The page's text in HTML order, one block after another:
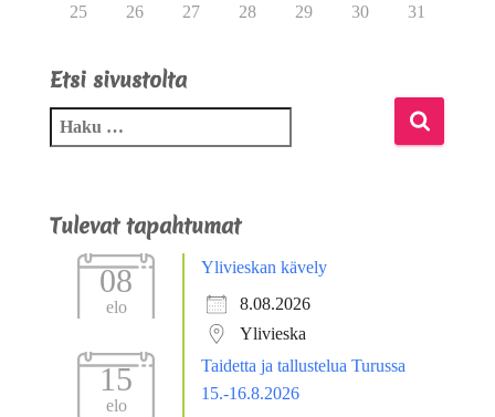
25 26 27 28 29 30 31
Etsi sivustolta
Tulevat tapahtumat
08
elo
Ylivieskan kävely
8.08.2026
Ylivieska
15
elo
Taidetta ja tallustelua Turussa
15.-16.8.2026